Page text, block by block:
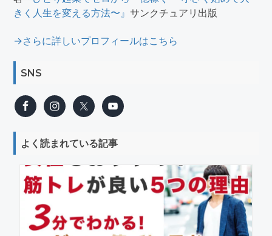
きく人生を変える方法〜』サンクチュアリ出版
→さらに詳しいプロフィールはこちら
SNS
よく読まれている記事